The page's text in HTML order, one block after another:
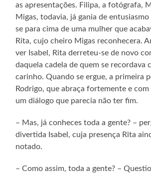
as apresentações. Filipa, a fotógrafa,
Migas, todavia, já gania de
se para cima de uma mulher que
Rita, cujo cheiro Migas reconhecera.
ver Isabel, Rita derreteu-se de novo
daquela cadela de quem se recordava
carinho. Quando se ergue, a primeira
Rodrigo, que abraça fortemente e com
um diálogo que parecia não ter fim.
– Mas, já conheces toda a gente? –
divertida Isabel, cuja presença Rita
notado.
– Como assim, toda a gente? –